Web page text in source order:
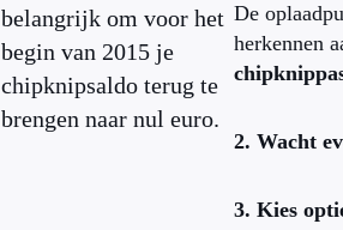
belangrijk om voor het
begin van 2015 je
chipknipsaldo terug te
brengen naar nul euro.
De
herkennen
2. Wacht
3. Kies